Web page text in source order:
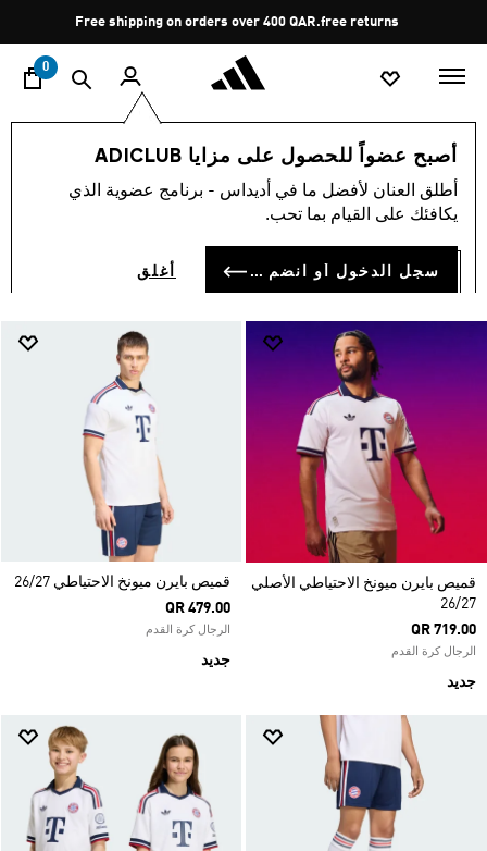
Pause
promotion
rotation
free returns
0
أصبح عضواً للحصول على مزايا ADICLUB
أطلق العنان لأفضل ما في أديداس - برنامج عضوية الذي
يكافئك على القيام بما تحب.
سجل الدخول أو انضم الآن أغلق
الرياضات كرة القدم
FC BAYERN MUNCHEN (55)
قميص بايرن ميونخ الاحتياطي الأصلي
26/27
QR 719.00
الرجال كرة القدم
جديد
قميص بايرن ميونخ الاحتياطي 26/27
QR 479.00
الرجال كرة القدم
جديد